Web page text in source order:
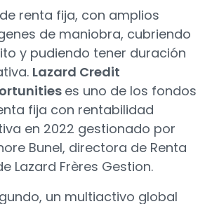
renta fija, con amplios
de maniobra, cubriendo
y pudiendo tener duración
Lazard Credit
es uno de los fondos
fija con rentabilidad
en 2022 gestionado por
Bunel, directora de Renta
Lazard Frères Gestion.
un multiactivo global